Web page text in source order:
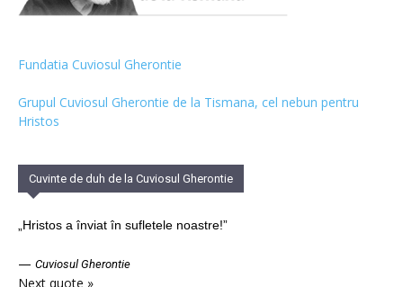
Fundatia Cuviosul Gherontie
Grupul Cuviosul Gherontie de la Tismana, cel nebun pentru
Hristos
Cuvinte de duh de la Cuviosul Gherontie
„Hristos a înviat în sufletele noastre!”
— Cuviosul Gherontie
Next quote »